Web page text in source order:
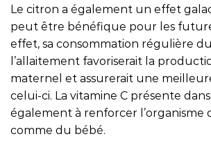
Le citron a également un effet
peut être bénéfique pour les
effet, sa consommation régulière
l’allaitement favoriserait la
maternel et assurerait une
celui-ci. La vitamine C présente
également à renforcer l’organisme
comme du bébé.